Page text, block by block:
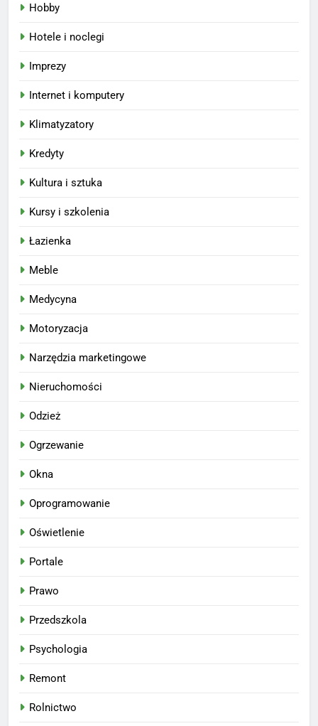
Hobby
Hotele i noclegi
Imprezy
Internet i komputery
Klimatyzatory
Kredyty
Kultura i sztuka
Kursy i szkolenia
Łazienka
Meble
Medycyna
Motoryzacja
Narzędzia marketingowe
Nieruchomości
Odzież
Ogrzewanie
Okna
Oprogramowanie
Oświetlenie
Portale
Prawo
Przedszkola
Psychologia
Remont
Rolnictwo